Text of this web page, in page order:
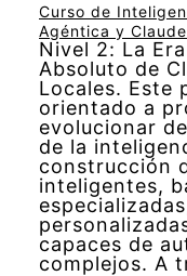
Curso de
Agéntica y Claude
Nivel 2: La
Absoluto de
Locales. Este
orientado a
evolucionar
de la
construcción
inteligentes,
capaces de
complejos. A